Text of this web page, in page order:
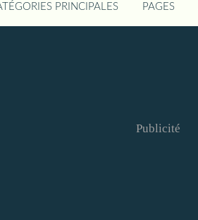
PRINCIPALES PAGES
Publicité